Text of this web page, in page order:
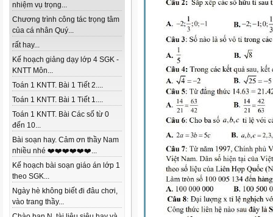
nhiệm vụ trọng...
Chương trình công tác trọng tâm
của cá nhân Quý...
rất hay...
Kế hoạch giảng dạy lớp 4 SGK -
KNTT Môn...
Toán 1 KNTT. Bài 1 Tiết 2....
Toán 1 KNTT. Bài 1 Tiết 1....
Toán 1 KNTT. Bài Các số từ 0
đến 10...
Bài soạn hay. Cảm ơn thầy Nam
nhiều nhé ❤️❤️❤️❤️❤️❤️...
Kế hoạch bài soạn giáo án lớp 1
theo SGK...
Ngày hè không biết đi đâu chơi,
vào trang thầy...